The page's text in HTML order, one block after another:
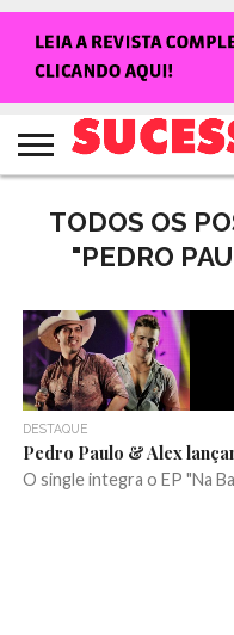
NOTÍCIAS
SHOWS
ENTREVISTAS
CLIQUES
RANKING
CROWLEY
TV
SUCESSO!
REVISTA
SUCESSO!
TODOS OS
"PEDRO
DESTAQUE
Pedro Paulo & Alex
O single integra o EP "Na